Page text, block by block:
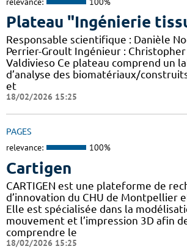
Plateau "Ingénierie
Responsable scientifique : Danièle
Perrier-Groult Ingénieur : Christopher
Valdivieso Ce plateau comprend un
d’analyse des biomatériaux/
et
18/02/2026 15:25
PAGES
relevance: 100%
Cartigen
CARTIGEN est une plateforme de
d’innovation du CHU de Montpellier
Elle est spécialisée dans la
mouvement et l’impression 3D afin
comprendre le
18/02/2026 15:25